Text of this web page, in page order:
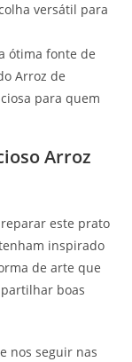
versátil para
ótima fonte de
Arroz de
para quem
Arroz
este prato
inspirado
de arte que
boas
nos seguir nas